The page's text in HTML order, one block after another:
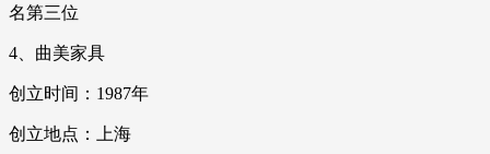
名第三位
4、曲美家具
创立时间：1987年
创立地点：上海